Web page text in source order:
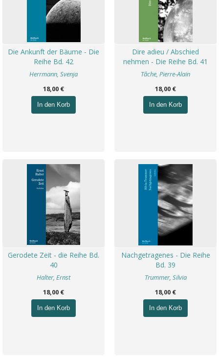
Die Ankunft der Bäume - Die
Reihe Bd. 42
Herrmann, Svenja
18,00 €
In den Korb
Dire adieu / Abschied
nehmen - Die Reihe Bd. 41
Tâche, Pierre-Alain
18,00 €
In den Korb
Gerodete Zeit - die Reihe Bd.
40
Halter, Ernst
18,00 €
In den Korb
Nachgetragenes - Die Reihe
Bd. 39
Trummer, Silvia
18,00 €
In den Korb